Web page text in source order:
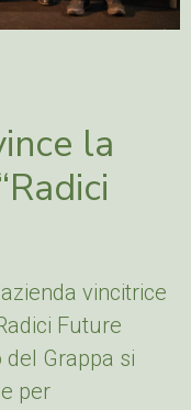
la
vincitrice
Future
del Grappa si
per